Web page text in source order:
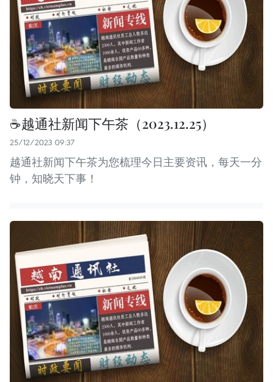
☕️越通社新闻下午茶（2023.12.25）
25/12/2023 09:37
越通社新闻下午茶为您梳理今日主要资讯，每天一分
钟，知晓天下事！